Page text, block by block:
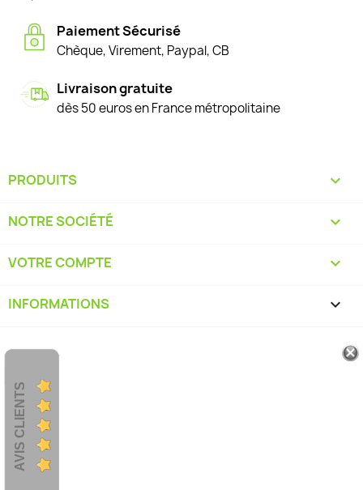
Paiement Sécurisé
Chèque, Virement, Paypal, CB
Livraison gratuite
dès 50 euros en France métropolitaine
PRODUITS 
NOTRE SOCIÉTÉ 
VOTRE COMPTE 
INFORMATIONS keyboard_arrow_down
AVIS CLIENTS